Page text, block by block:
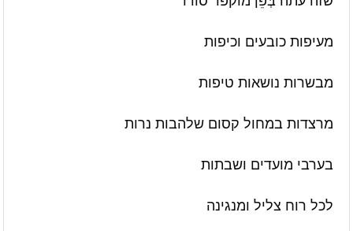
מעיפות כובעים וכיפות
מבשרות נושאות טיפות
מרצדות במחול קסום שלהבות נרות
בערבי מועדים ושבתות
לכל רוח צליל ומנגינה